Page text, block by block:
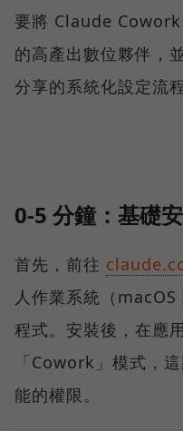
要將 Claude Cowork
的高產出數位夥伴，
分享的系統化設定流
0-5 分鐘：基礎
首先，前往
人作業系統（
程式。安裝後，在應
「Cowork」模式，
能的權限。